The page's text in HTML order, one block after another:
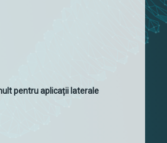
pentru aplicații laterale